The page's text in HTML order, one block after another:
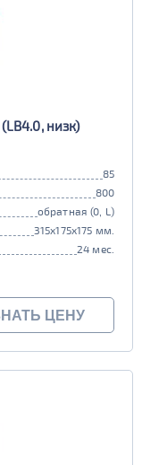
низк)
85
800
обратная (0, L)
315x175x175 мм.
24 мес.
ЦЕНУ